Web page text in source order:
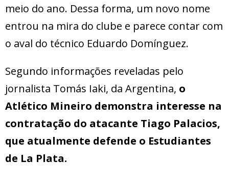
meio do ano. Dessa forma, um novo nome
entrou na mira do clube e parece contar com
o aval do técnico Eduardo Domínguez.
Segundo informações reveladas pelo
jornalista Tomás Iaki, da Argentina, o
Atlético Mineiro demonstra interesse na
contratação do atacante Tiago Palacios,
que atualmente defende o Estudiantes
de La Plata.